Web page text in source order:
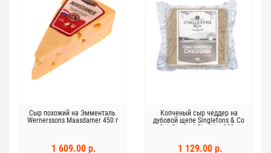
Сыр похожий на Эмменталь
Wernerssons Maasdamer 450 г
1 609.00 р.
Копченый сыр чеддер на
дубовой щепе Singletons & Co
Oak Smoked Cheddar 200 г
1 129.00 р.